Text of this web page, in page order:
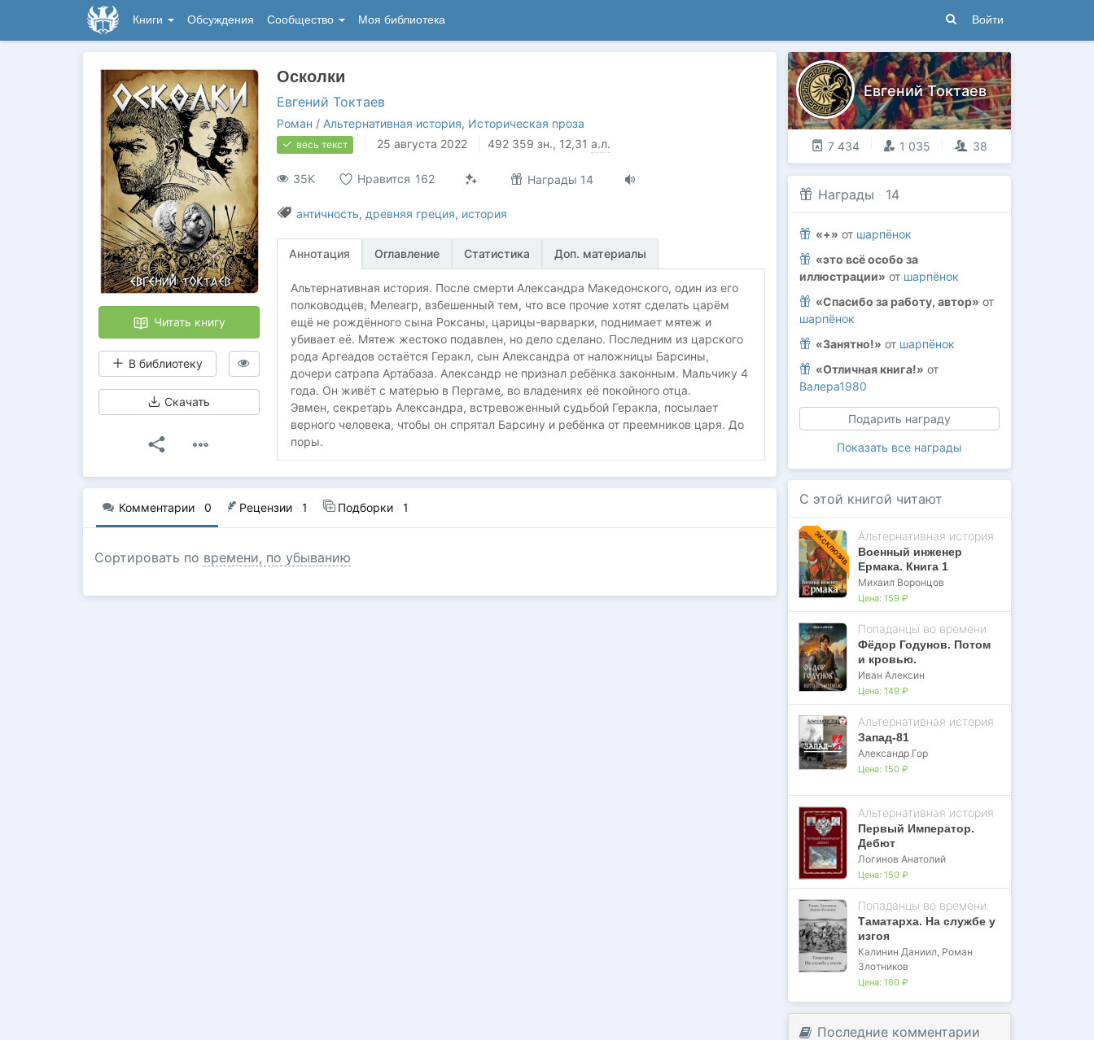
Книги Обсуждения Сообщество Моя библиотека Войти
Читать книгу
В библиотеку
Скачать
Осколки
Евгений Токтаев
Роман / Альтернативная история, Историческая проза
весь текст 25 августа 2022 492 359 зн., 12,31 а.л.
35K Нравится 162 Награды 14
античность, древняя греция, история
Аннотация Оглавление Статистика Доп. материалы
Альтернативная история. После смерти Александра Македонского, один из его
полководцев, Мелеагр, взбешенный тем, что все прочие хотят сделать царём
ещё не рождённого сына Роксаны, царицы-варварки, поднимает мятеж и
убивает её. Мятеж жестоко подавлен, но дело сделано. Последним из царского
рода Аргеадов остаётся Геракл, сын Александра от наложницы Барсины,
дочери сатрапа Артабаза. Александр не признал ребёнка законным. Мальчику 4
года. Он живёт с матерью в Пергаме, во владениях её покойного отца.
Эвмен, секретарь Александра, встревоженный судьбой Геракла, посылает
верного человека, чтобы он спрятал Барсину и ребёнка от преемников царя. До
поры.
Комментарии · 0 Рецензии · 1 Подборки · 1
Сортировать по времени, по убыванию
Евгений Токтаев
7 434 1 035 38
Награды · 14
«+» от шарпёнок
«это всё особо за
иллюстрации» от шарпёнок
«Спасибо за работу, автор» от
шарпёнок
«Занятно!» от шарпёнок
«Отличная книга!» от
Валера1980
Подарить награду
Показать все награды
С этой книгой читают
ЭКСКЛЮЗИВ Альтернативная история
Военный инженер
Ермака. Книга 1
Михаил Воронцов
Цена: 159 ₽
Попаданцы во времени
Фёдор Годунов. Потом
и кровью.
Иван Алексин
Цена: 149 ₽
Альтернативная история
Запад-81
Александр Гор
Цена: 150 ₽
Альтернативная история
Первый Император.
Дебют
Логинов Анатолий
Цена: 150 ₽
Попаданцы во времени
Таматарха. На службе у
изгоя
Калинин Даниил, Роман
Злотников
Цена: 160 ₽
Последние комментарии